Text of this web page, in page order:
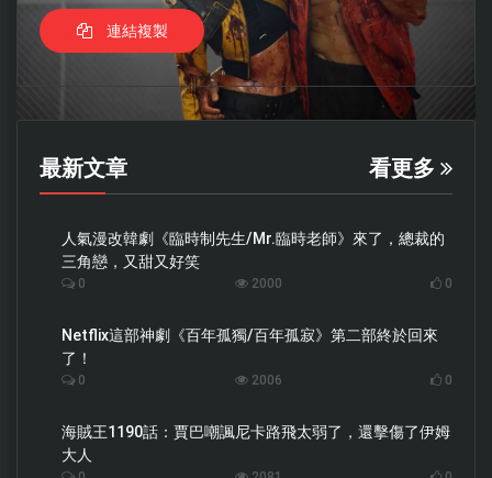
連結複製
最新文章 看更多
人氣漫改韓劇《臨時制先生/Mr.臨時老師》來了，總裁的
三角戀，又甜又好笑
0 2000 0
Netflix這部神劇《百年孤獨/百年孤寂》第二部終於回來
了！
0 2006 0
海賊王1190話：賈巴嘲諷尼卡路飛太弱了，還擊傷了伊姆
大人